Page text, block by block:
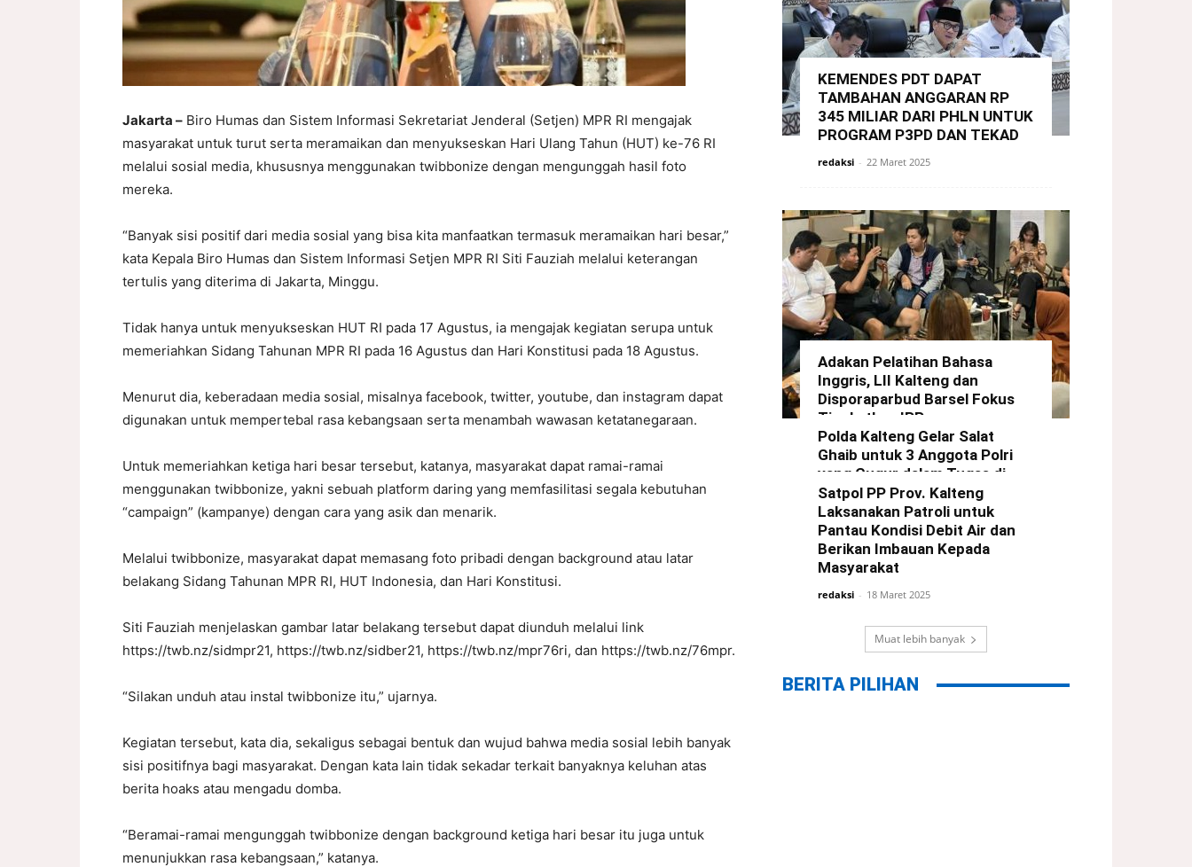
Jakarta – Biro Humas dan Sistem Informasi Sekretariat Jenderal (Setjen) MPR RI mengajak
masyarakat untuk turut serta meramaikan dan menyukseskan Hari Ulang Tahun (HUT) ke-76 RI
melalui sosial media, khususnya menggunakan twibbonize dengan mengunggah hasil foto
mereka.
“Banyak sisi positif dari media sosial yang bisa kita manfaatkan termasuk meramaikan hari besar,”
kata Kepala Biro Humas dan Sistem Informasi Setjen MPR RI Siti Fauziah melalui keterangan
tertulis yang diterima di Jakarta, Minggu.
Tidak hanya untuk menyukseskan HUT RI pada 17 Agustus, ia mengajak kegiatan serupa untuk
memeriahkan Sidang Tahunan MPR RI pada 16 Agustus dan Hari Konstitusi pada 18 Agustus.
Menurut dia, keberadaan media sosial, misalnya facebook, twitter, youtube, dan instagram dapat
digunakan untuk mempertebal rasa kebangsaan serta menambah wawasan ketatanegaraan.
Untuk memeriahkan ketiga hari besar tersebut, katanya, masyarakat dapat ramai-ramai
menggunakan twibbonize, yakni sebuah platform daring yang memfasilitasi segala kebutuhan
“campaign” (kampanye) dengan cara yang asik dan menarik.
Melalui twibbonize, masyarakat dapat memasang foto pribadi dengan background atau latar
belakang Sidang Tahunan MPR RI, HUT Indonesia, dan Hari Konstitusi.
Siti Fauziah menjelaskan gambar latar belakang tersebut dapat diunduh melalui link
https://twb.nz/sidmpr21, https://twb.nz/sidber21, https://twb.nz/mpr76ri, dan https://twb.nz/76mpr.
“Silakan unduh atau instal twibbonize itu,” ujarnya.
Kegiatan tersebut, kata dia, sekaligus sebagai bentuk dan wujud bahwa media sosial lebih banyak
sisi positifnya bagi masyarakat. Dengan kata lain tidak sekadar terkait banyaknya keluhan atas
berita hoaks atau mengadu domba.
“Beramai-ramai mengunggah twibbonize dengan background ketiga hari besar itu juga untuk
menunjukkan rasa kebangsaan,” katanya.
KEMENDES PDT DAPAT
TAMBAHAN ANGGARAN RP
345 MILIAR DARI PHLN UNTUK
PROGRAM P3PD DAN TEKAD
redaksi - 22 Maret 2025
Adakan Pelatihan Bahasa
Inggris, LII Kalteng dan
Disporaparbud Barsel Fokus
Tingkatkan IPP
redaksi - 21 Maret 2025
Polda Kalteng Gelar Salat
Ghaib untuk 3 Anggota Polri
yang Gugur dalam Tugas di
Way Kanan Lampung
redaksi - 19 Maret 2025
Satpol PP Prov. Kalteng
Laksanakan Patroli untuk
Pantau Kondisi Debit Air dan
Berikan Imbauan Kepada
Masyarakat
redaksi - 18 Maret 2025
Muat lebih banyak
BERITA PILIHAN